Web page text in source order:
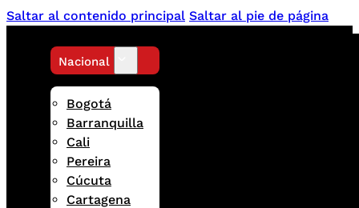
Saltar al contenido principal Saltar al pie de página
Nacional
Bogotá
Barranquilla
Cali
Pereira
Cúcuta
Cartagena